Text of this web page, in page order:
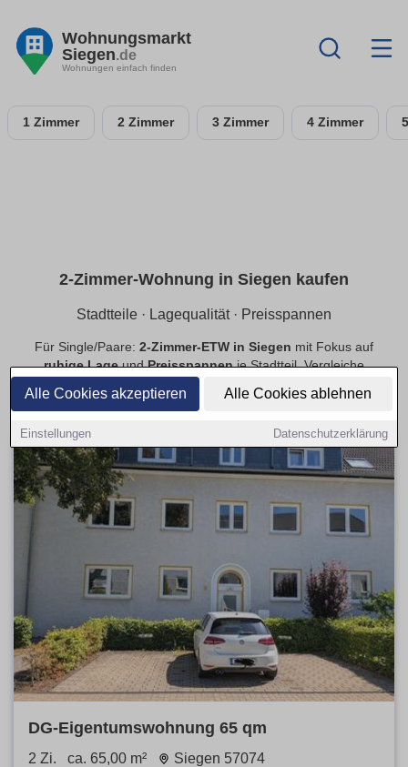
Alle Cookies akzeptieren Alle Cookies ablehnen
Einstellungen Datenschutzerklärung
Wohnungsmarkt
Siegen.de
Wohnungen einfach finden
1 Zimmer 2 Zimmer 3 Zimmer 4 Zimmer
2-Zimmer-Wohnung in Siegen kaufen
Stadtteile · Lagequalität · Preisspannen
Für Single/Paare: 2-Zimmer-ETW in Siegen mit Fokus auf
ruhige LageundPreisspannenje Stadtteil. Vergleiche
, priorisiere
DG-Eigentumswohnung 65 qm
2 Zi. ca. 65,00 m² Siegen 57074